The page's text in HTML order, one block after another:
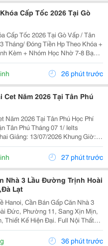
Cấp Tốc 2026 Tại Gò
Cấp Tốc 2026 Tại Gò Vấp / Tân
Kèm + Nhóm Học Nhờ 7-8 Bạn/
Có Band Điểm Lộ Trình, Sách
+ Chia Đều 4 Kỹ...
26 phút trước
Cet Năm 2026 Tại Tân Phú
2026 Tại Tân Phú Học Phí
07 1/ Ielts
27 phút trước
Nhà 3 Lầu Đường Trịnh Hoài
Lạt
Hanoi, Cần Bán Gấp Căn Nhà 3
Đức, Phường 11, Sang Xịn Mịn,
Thiết Kế Hiện Đại. Full Nội Thất
Trịnh Hoài Đức, Gần...36 phút trước